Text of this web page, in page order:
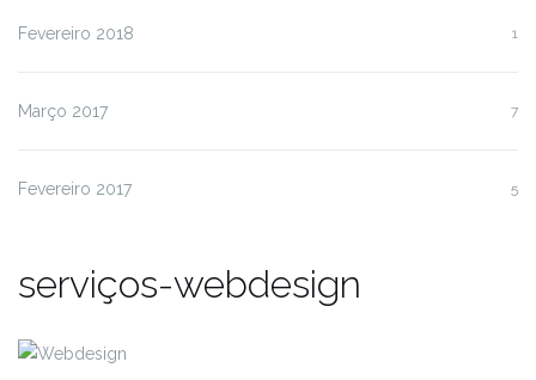
Fevereiro 2018 1
Março 2017 7
Fevereiro 2017 5
serviços-webdesign